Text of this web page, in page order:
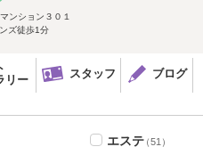
ンション３０１
ズ徒歩1分
リー
スタッフ ブログ
エステ（51）